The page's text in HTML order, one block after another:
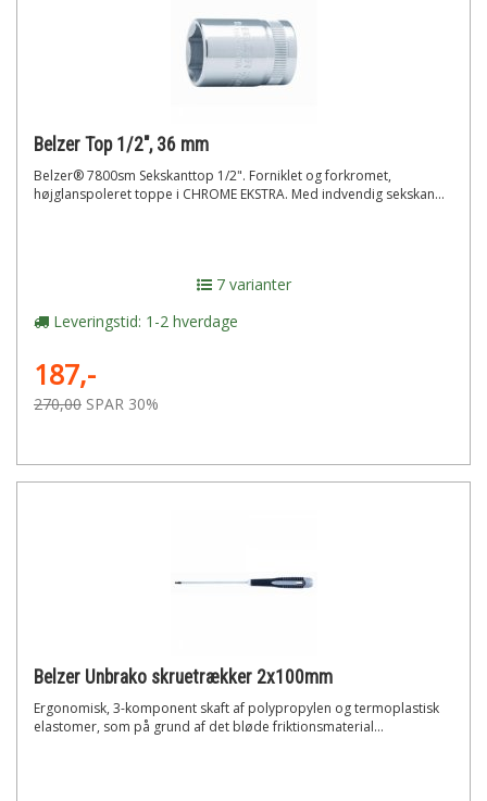
Belzer Top 1/2", 36 mm
Belzer® 7800sm Sekskanttop 1/2". Forniklet og forkromet,
højglanspoleret toppe i CHROME EKSTRA. Med indvendig sekskan...
7 varianter
Leveringstid: 1-2 hverdage
187,-
270,00 SPAR 30%
Belzer Unbrako skruetrækker 2x100mm
Ergonomisk, 3-komponent skaft af polypropylen og termoplastisk
elastomer, som på grund af det bløde friktionsmaterial...